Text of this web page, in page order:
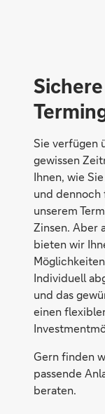
Sie verfügen
gewissen
Ihnen, wie
und
unserem
Zinsen. Aber
bieten wir
Individuell
und das
einen
Gern finden
passende
beraten.